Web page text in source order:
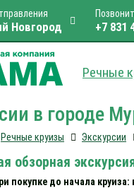
Новгород +7 831
Речные
в городе
Речные круизы Экскурсии
обзорная
покупке до начала круиза: